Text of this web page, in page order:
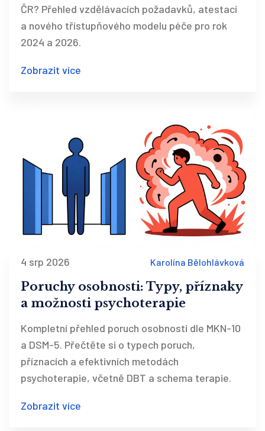
ČR? Přehled vzdělávacích požadavků, atestací
a nového třístupňového modelu péče pro rok
2024 a 2026.
Zobrazit více
4 srp 2026 Karolína Bělohlávková
Poruchy osobnosti: Typy, příznaky
a možnosti psychoterapie
Kompletní přehled poruch osobnosti dle MKN-10
a DSM-5. Přečtěte si o typech poruch,
příznacích a efektivních metodách
psychoterapie, včetně DBT a schema terapie.
Zobrazit více